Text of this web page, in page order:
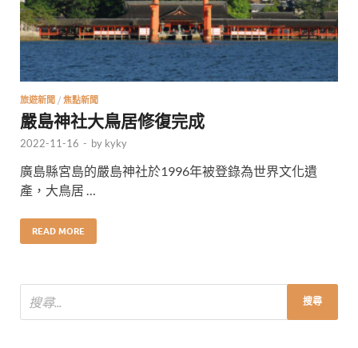
旅遊新聞 / 焦點新聞
嚴島神社大鳥居修復完成
2022-11-16 - by kyky
廣島縣宮島的嚴島神社於1996年被登錄為世界文化遺
產，大鳥居 …
READ MORE